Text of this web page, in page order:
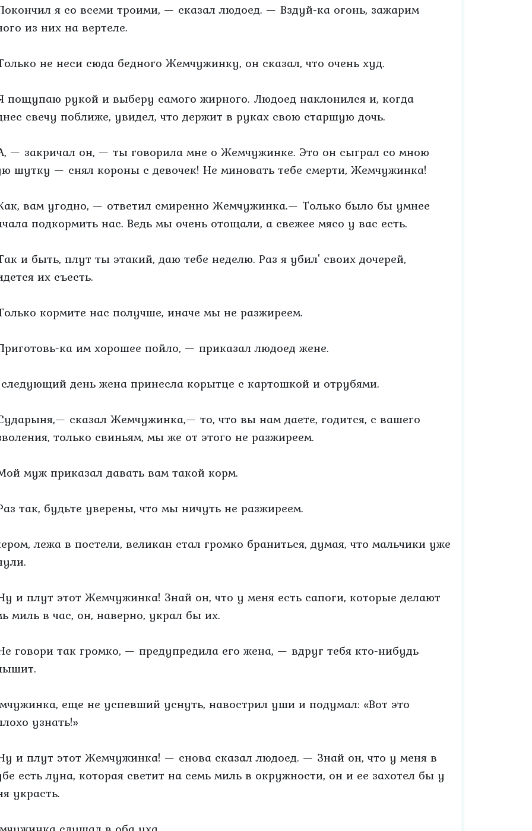
я со всеми троими, — сказал людоед. — Вздуй-ка огонь, зажарим
из них на вертеле.
не неси сюда бедного Жемчужинку, он сказал, что очень худ.
пощупаю рукой и выберу самого жирного. Людоед наклонился и, когда
свечу поближе, увидел, что держит в руках свою старшую дочь.
— закричал он, — ты говорила мне о Жемчужинке. Это он сыграл со мною
шутку — снял короны с девочек! Не миновать тебе смерти, Жемчужинка!
вам угодно, — ответил смиренно Жемчужинка.— Только было бы умнее
подкормить нас. Ведь мы очень отощали, а свежее мясо у вас есть.
и быть, плут ты этакий, даю тебе неделю. Раз я убил' своих дочерей,
их съесть.
кормите нас получше, иначе мы не разжиреем.
ка им хорошее пойло, — приказал людоед жене.
день жена принесла корытце с картошкой и отрубями.
сказал Жемчужинка,— то, что вы нам даете, годится, с вашего
только свиньям, мы же от этого не разжиреем.
муж приказал давать вам такой корм.
так, будьте уверены, что мы ничуть не разжиреем.
лежа в постели, великан стал громко браниться, думая, что мальчики уже
и плут этот Жемчужинка! Знай он, что у меня есть сапоги, которые делают
миль в час, он, наверно, украл бы их.
говори так громко, — предупредила его жена, — вдруг тебя кто-нибудь
еще не успевший уснуть, навострил уши и подумал: «Вот это
узнать!»
и плут этот Жемчужинка! — снова сказал людоед. — Знай он, что у меня в
есть луна, которая светит на семь миль в окружности, он и ее захотел бы у
украсть.